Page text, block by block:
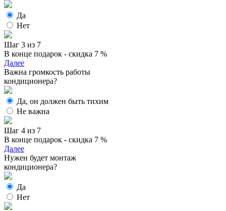
Да
Нет
Шаг 3 из 7
В конце подарок - скидка 7 %
Далее
Важна громкость работы
кондиционера?
Да, он должен быть тихим
Не важна
Шаг 4 из 7
В конце подарок - скидка 7 %
Далее
Нужен будет монтаж
кондиционера?
Да
Нет